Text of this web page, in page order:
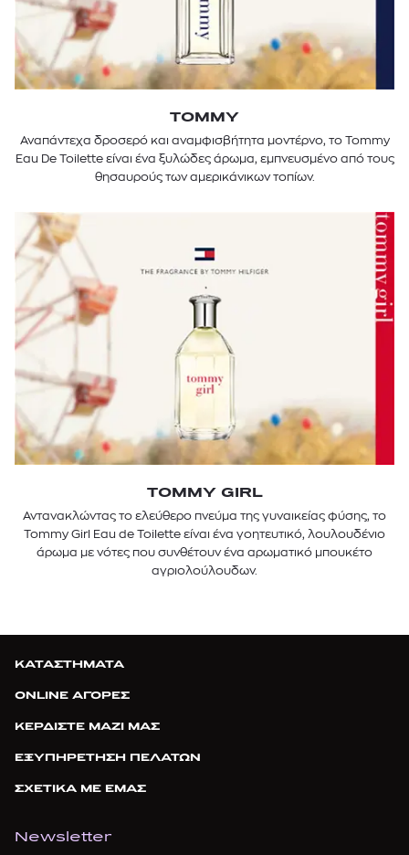
TOMMY
Αναπάντεχα δροσερό και αναμφισβήτητα μοντέρνο, το Tommy
Eau De Toilette είναι ένα ξυλώδες άρωμα, εμπνευσμένο από τους
θησαυρούς των αμερικάνικων τοπίων.
TOMMY GIRL
Αντανακλώντας το ελεύθερο πνεύμα της γυναικείας φύσης, το
Tommy Girl Eau de Toilette είναι ένα γοητευτικό, λουλουδένιο
άρωμα με νότες που συνθέτουν ένα αρωματικό μπουκέτο
αγριολούλουδων.
ΚΑΤΑΣΤΗΜΑΤΑ
ONLINE ΑΓΟΡΕΣ
ΚΕΡΔΙΣΤΕ ΜΑΖΙ ΜΑΣ
ΕΞΥΠΗΡΕΤΗΣΗ ΠΕΛΑΤΩΝ
ΣΧΕΤΙΚΑ ΜΕ ΕΜΑΣ
Newsletter